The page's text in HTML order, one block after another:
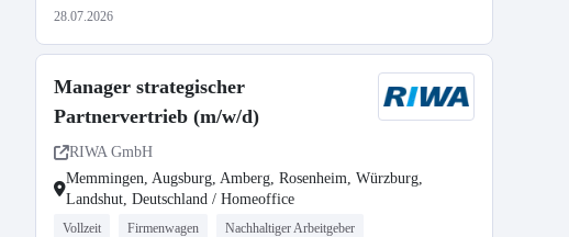
28.07.2026
Manager strategischer
Partnervertrieb (m/w/d)
RIWA GmbH
Memmingen, Augsburg, Amberg, Rosenheim, Würzburg,
Landshut, Deutschland / Homeoffice
Vollzeit Firmenwagen Nachhaltiger Arbeitgeber